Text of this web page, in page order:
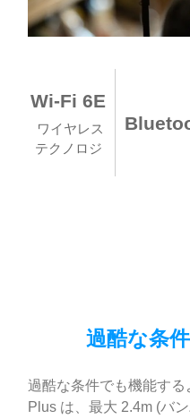
Wi-Fi 6E
ワイヤレス
テクノロジ
過酷な条
過酷な条件でも機能す
Plus は、最大 2.4m (バ